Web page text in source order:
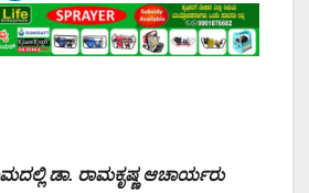
ಡಾ. ರಾಮಕೃಷ್ಣ ಆಚಾರ್ಯರು